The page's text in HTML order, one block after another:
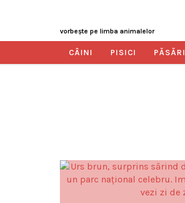
vorbeşte pe limba animalelor
CÂINI PISICI PĂSĂRI